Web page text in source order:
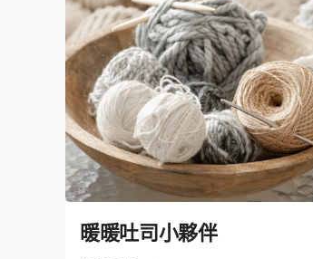
暖暖吐司小夥伴